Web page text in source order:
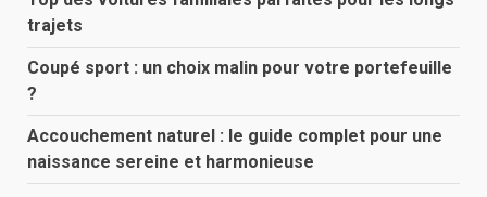
trajets
Coupé sport : un choix malin pour votre portefeuille
?
Accouchement naturel : le guide complet pour une
naissance sereine et harmonieuse